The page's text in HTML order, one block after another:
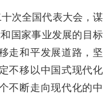
次全国代表大会，谋
国家事业发展的目标
走和平发展道路，坚
不移以中国式现代化
不断走向现代化的中